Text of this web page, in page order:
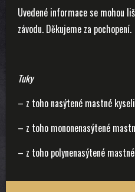
Uvedené informace se mohou
závodu. Děkujeme za pochopení.
Tuky
– z toho nasýtené mastné
– z toho mononenasýtené
– z toho polynenasýtené